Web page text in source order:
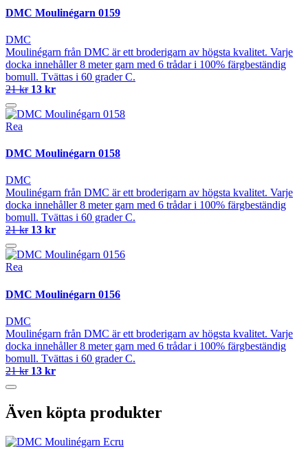
DMC Moulinégarn 0159
DMC
Moulinégarn från DMC är ett broderigarn av högsta kvalitet. Varje
docka innehåller 8 meter garn med 6 trådar i 100% färgbeständig
bomull. Tvättas i 60 grader C.
21 kr 13 kr
Rea
DMC Moulinégarn 0158
DMC
Moulinégarn från DMC är ett broderigarn av högsta kvalitet. Varje
docka innehåller 8 meter garn med 6 trådar i 100% färgbeständig
bomull. Tvättas i 60 grader C.
21 kr 13 kr
Rea
DMC Moulinégarn 0156
DMC
Moulinégarn från DMC är ett broderigarn av högsta kvalitet. Varje
docka innehåller 8 meter garn med 6 trådar i 100% färgbeständig
bomull. Tvättas i 60 grader C.
21 kr 13 kr
Även köpta produkter